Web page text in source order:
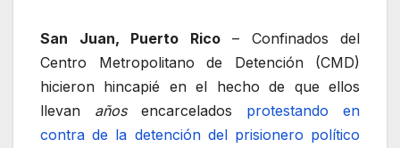
San Juan, Puerto Rico– Confinados del
Centro Metropolitano de Detención (CMD)
hicieron hincapié en el hecho de que ellos
llevan añosencarcelados protestando en
contra de la detención del prisionero político